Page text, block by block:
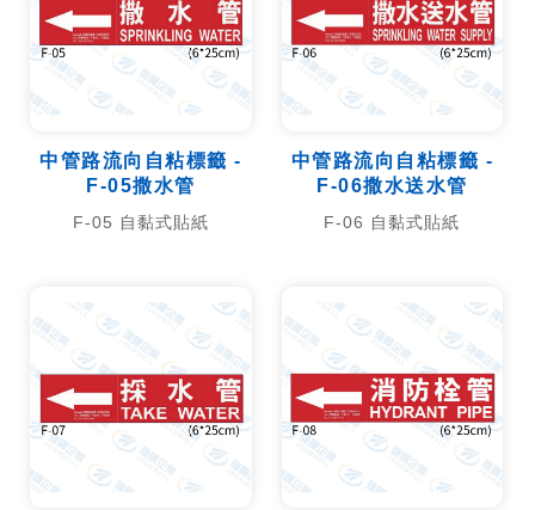
中管路流向自粘標籤 -
F-05撒水管
F-05 自黏式貼紙
中管路流向自粘標籤 -
F-06撒水送水管
F-06 自黏式貼紙